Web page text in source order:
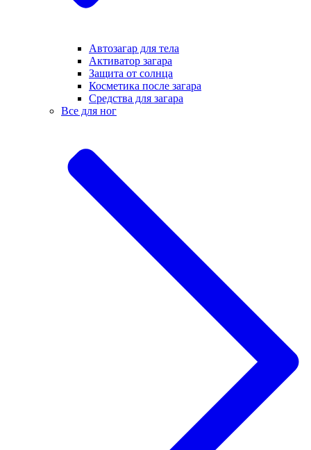
Автозагар для тела
Активатор загара
Защита от солнца
Косметика после загара
Средства для загара
Все для ног